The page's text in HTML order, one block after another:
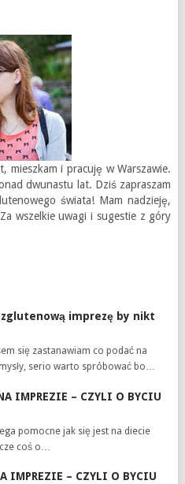
mieszkam i pracuję w Warszawie.
dwunastu lat. Dziś zapraszam
świata! Mam nadzieję,
wszelkie uwagi i sugestie z góry
imprezę by nikt
się zastanawiam co podać na
serio warto spróbować bo…
IMPREZIE – CZYLI O BYCIU
pomocne jak się jest na diecie
coś o…
IMPREZIE – CZYLI O BYCIU